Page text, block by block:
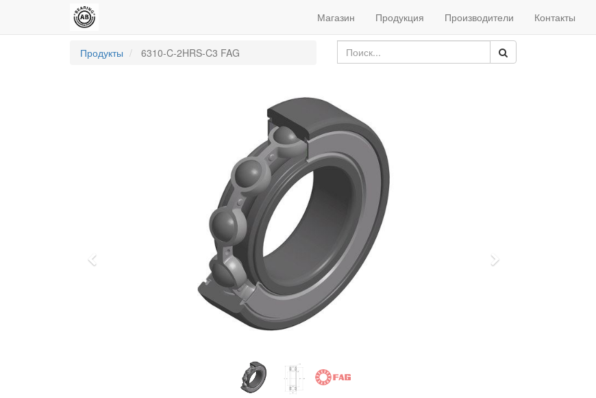
Магазин Продукция Производители Контакты
Продукты 6310-C-2HRS-C3 FAG
Next